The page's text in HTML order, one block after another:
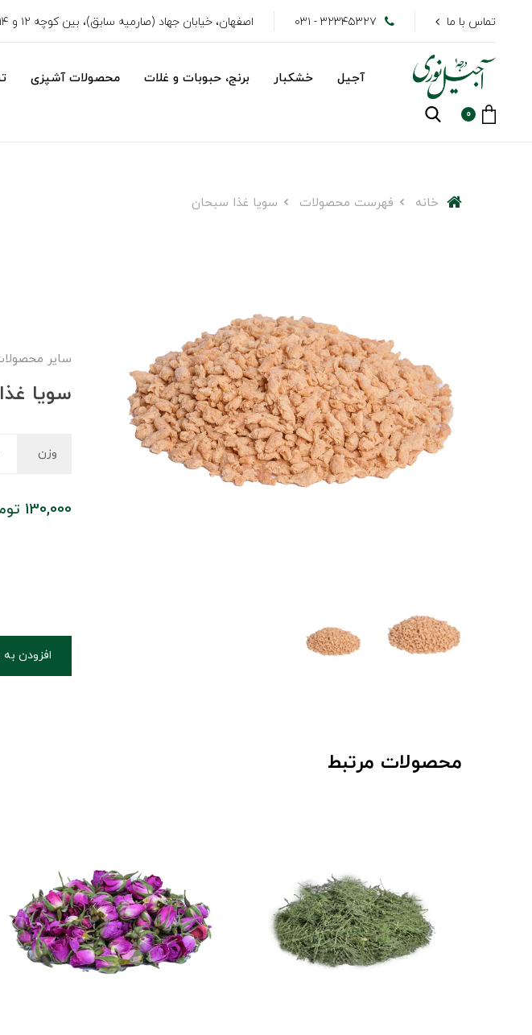
تماس با ما ۳۲۳۴۵۳۲۷ - ۰۳۱ اصفهان، خیابان جهاد (صارمیه سابق)، بین کوچه ۱۲ و ۱۴
آجیل خشکبار برنج، حبوبات و غلات محصولات آشپزی
0
خانه فهرست محصولات سویا غذا سبحان
سایر
سویا
وزن
130,000
افزودن
محصولات مرتبط